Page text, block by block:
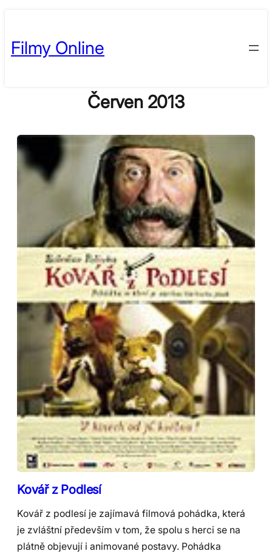
content
Filmy Online
Červen 2013
Kovář z Podlesí
Kovář z podlesí je zajímavá filmová pohádka, která
je zvláštní především v tom, že spolu s herci se na
plátně objevují i animované postavy. Pohádka